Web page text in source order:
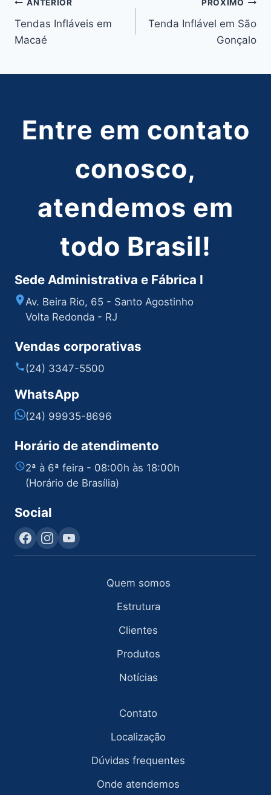
Navegação
de
ANTERIOR
Tendas Infláveis em
Macaé
PRÓXIMO
Tenda Inflável em São
Gonçalo
Entre em contato
conosco,
atendemos em
todo Brasil!
Sede Administrativa e Fábrica I
Av. Beira Rio, 65 - Santo Agostinho
Volta Redonda - RJ
Vendas corporativas
(24) 3347-5500
WhatsApp
(24) 99935-8696
Horário de atendimento
2ª à 6ª feira - 08:00h às 18:00h
(Horário de Brasília)
Social
Quem somos
Estrutura
Clientes
Produtos
Notícias
Contato
Localização
Dúvidas frequentes
Onde atendemos